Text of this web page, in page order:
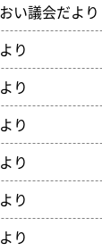
い議会だより
り
り
り
り
り
り